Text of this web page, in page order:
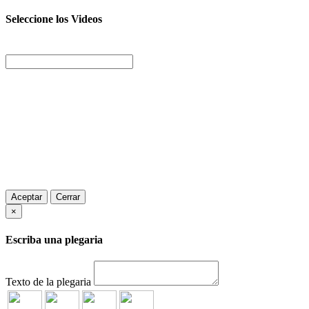
Seleccione los Videos
Aceptar
Cerrar
×
Escriba una plegaria
Texto de la plegaria